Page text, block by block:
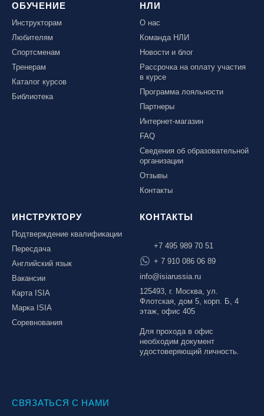
ОБУЧЕНИЕ
Инструкторам
Любителям
Спортсменам
Тренерам
Каталог курсов
Библиотека
НЛИ
О нас
Команда НЛИ
Новости и блог
Рассрочка на оплату участия
в курсе
Программа лояльности
Партнеры
Интернет-магазин
FAQ
Сведения об образовательной
организации
Отзывы
Контакты
ИНСТРУКТОРУ
Подтверждение квалификации
Пересдача
Английский язык
Вакансии
Карта ISIA
Марка ISIA
Соревнования
КОНТАКТЫ
+7 495 989 70 51
+ 7 910 086 06 89
info@isiarussia.ru
125493, г. Москва, ул.
Флотская, дом 5, корп. Б, 4
этаж, офис 405
Для прохода в офис
необходим документ
удостоверяющий личность.
СВЯЗАТЬСЯ С НАМИ